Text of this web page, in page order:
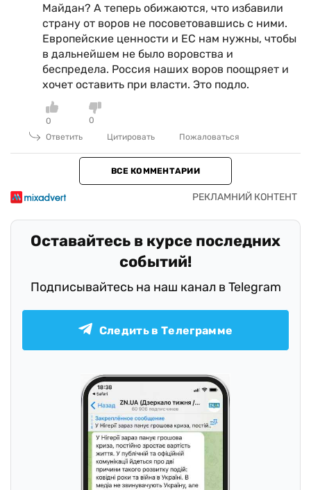
Майдан? А теперь обижаются, что избавили
страну от воров не посоветовавшись с ними.
Европейские ценности и ЕС нам нужны, чтобы
в дальнейшем не было воровства и
беспредела. Россия наших воров поощряет и
хочет оставить при власти. Это подло.
0
0
Ответить
Цитировать Пожаловаться
ВСЕ КОММЕНТАРИИ
Оставайтесь в курсе последних
событий!
Подписывайтесь на наш канал в Telegram
Следить в Телеграмме